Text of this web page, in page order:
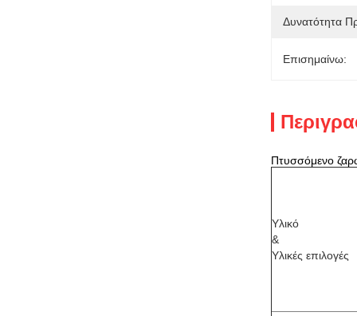
Δυνατότητα
Επισημαίνω:
Πτυσσόμενο
Υλικό
&
Υλικές επιλογές